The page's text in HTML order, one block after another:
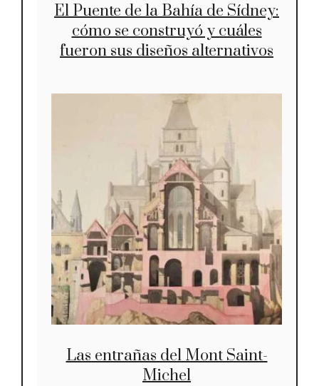
El Puente de la Bahía de Sídney:
cómo se construyó y cuáles
fueron sus diseños alternativos
Las entrañas del Mont Saint-
Michel